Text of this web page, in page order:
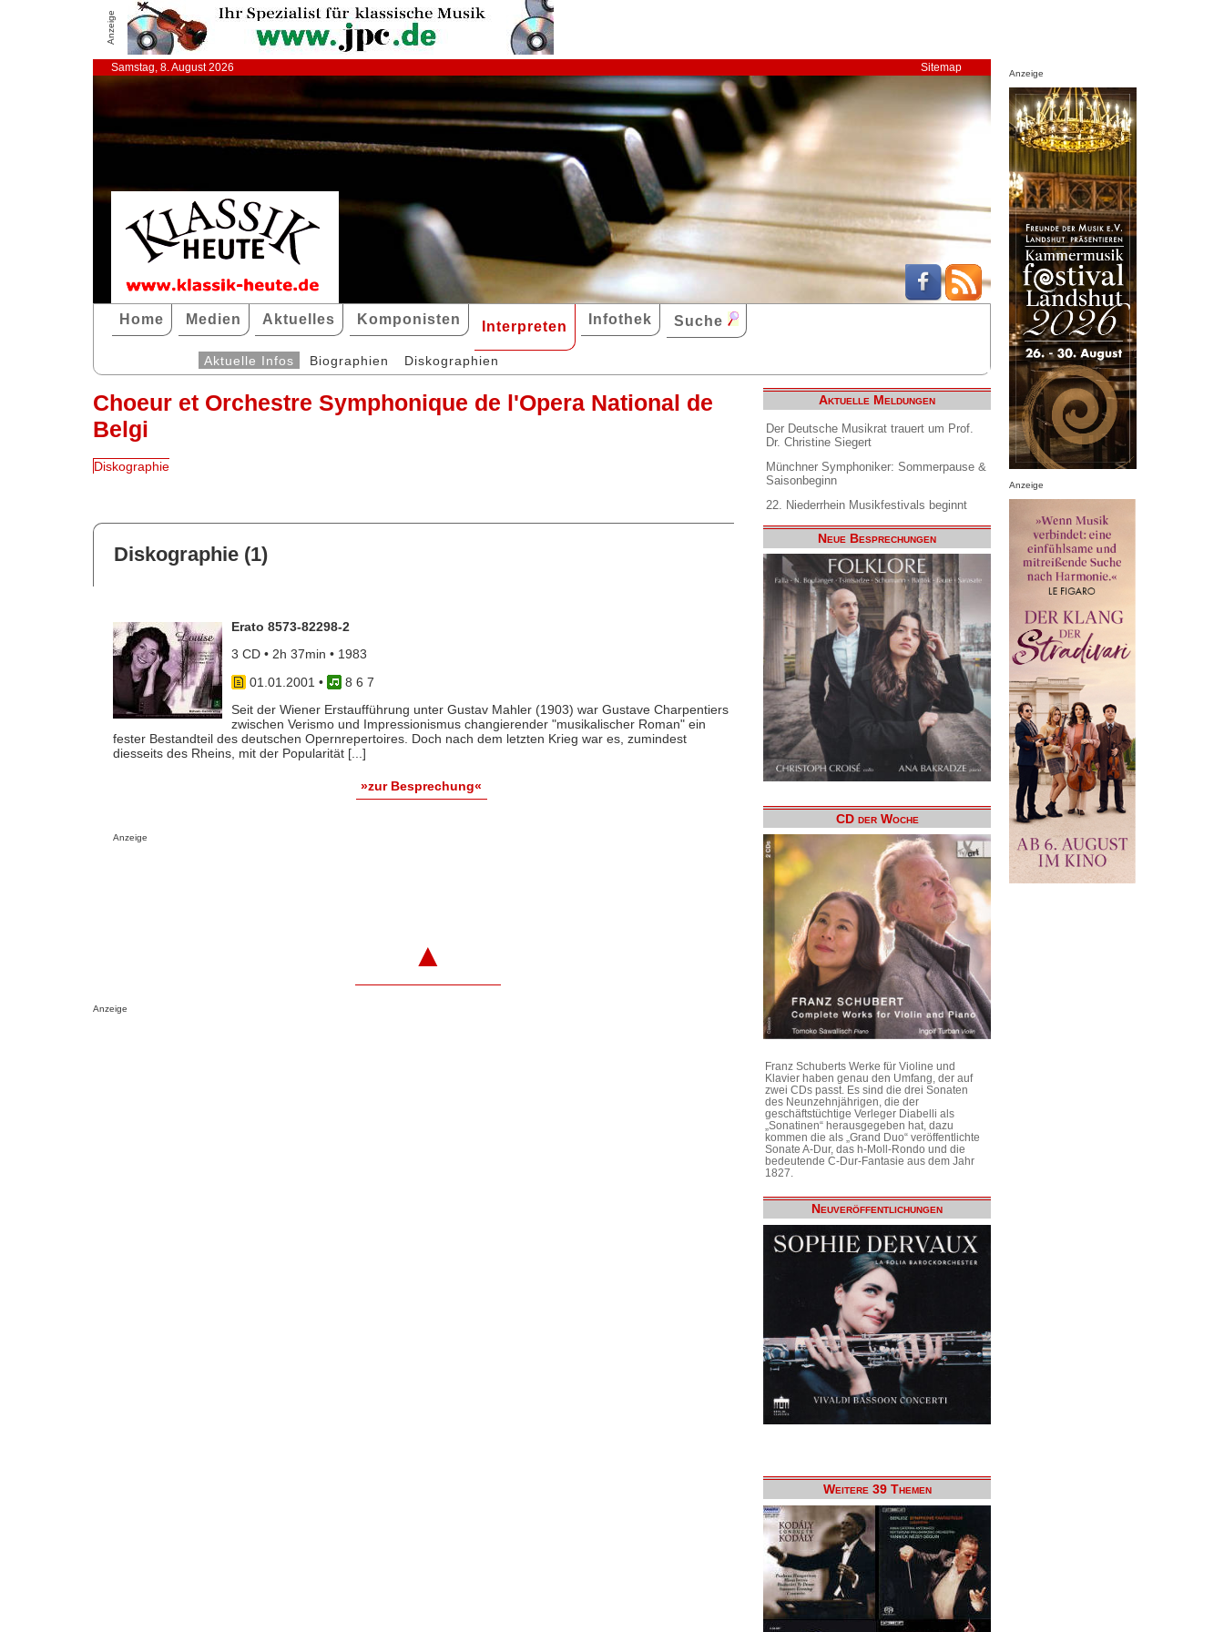
Anzeige
Samstag, 8. August 2026 Sitemap
Home Medien Aktuelles Komponisten Interpreten Infothek Suche
Aktuelle Infos Biographien Diskographien
Choeur et Orchestre Symphonique de l'Opera National de
Belgi
Diskographie
Diskographie (1)
Erato 8573-82298-2
3 CD • 2h 37min • 1983
01.01.2001 •
8 6 7
Seit der Wiener Erstaufführung unter Gustav Mahler (1903) war Gustave Charpentiers
zwischen Verismo und Impressionismus changierender "musikalischer Roman" ein
fester Bestandteil des deutschen Opernrepertoires. Doch nach dem letzten Krieg war es, zumindest
diesseits des Rheins, mit der Popularität [...]
»zur Besprechung«
Anzeige
▲
Anzeige
Aktuelle Meldungen
Der Deutsche Musikrat trauert um Prof.
Dr. Christine Siegert
Münchner Symphoniker: Sommerpause &
Saisonbeginn
22. Niederrhein Musikfestivals beginnt
Neue Besprechungen
CD der Woche
Franz Schuberts Werke für Violine und
Klavier haben genau den Umfang, der auf
zwei CDs passt. Es sind die drei Sonaten
des Neunzehnjährigen, die der
geschäftstüchtige Verleger Diabelli als
„Sonatinen“ herausgegeben hat, dazu
kommen die als „Grand Duo“ veröffentlichte
Sonate A-Dur, das h-Moll-Rondo und die
bedeutende C-Dur-Fantasie aus dem Jahr
1827.
Neuveröffentlichungen
Weitere 39 Themen
Anzeige
Anzeige